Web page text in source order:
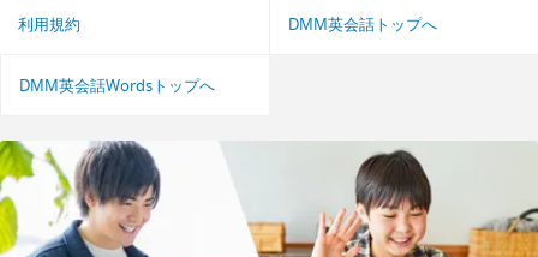
利用規約 DMM英会話トップへ
DMM英会話Wordsトップへ